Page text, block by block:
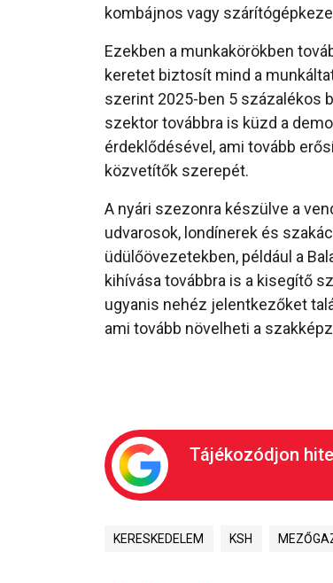
kombájnos vagy
Ezekben a munkakörökben
keretet biztosít mind a
szerint 2025-ben 5 százalékos
szektor továbbra is küzd a
érdeklődésével, ami tovább
közvetítők szerepét.
A nyári szezonra készülve a
udvarosok, londínerek és
üdülőövezetekben, például a
kihívása továbbra is a kisegítő
ugyanis nehéz jelentkezőket
ami tovább növelheti a
Tájékozódjon
KERESKEDELEM KSH